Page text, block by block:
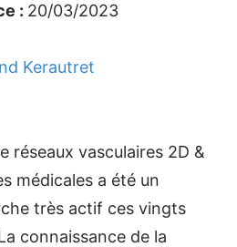
: 20/03/2023
Kerautret
réseaux vasculaires 2D &
médicales a été un
très actif ces vingts
connaissance de la